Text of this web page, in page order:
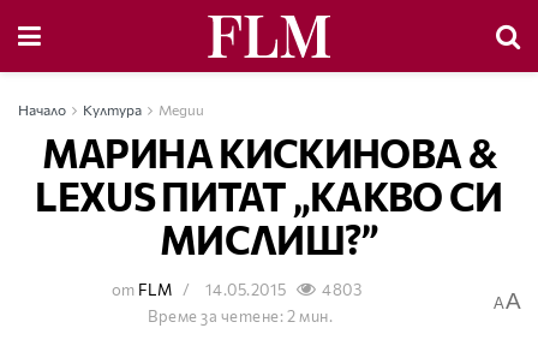
Начало Култура Медии
МАРИНА КИСКИНОВА &
LEXUS ПИТАТ „КАКВО СИ
МИСЛИШ?”
от FLM 14.05.2015
4803
Време за четене: 2 мин.
AA